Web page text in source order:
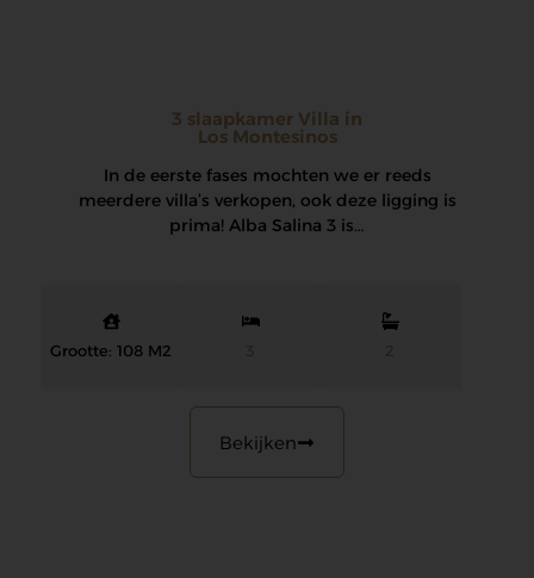
3 slaapkamer Villa in
Los Montesinos
In de eerste fases mochten we er reeds
meerdere villa’s verkopen, ook deze ligging is
prima! Alba Salina 3 is…
Grootte: 108 M2 3 2
Bekijken